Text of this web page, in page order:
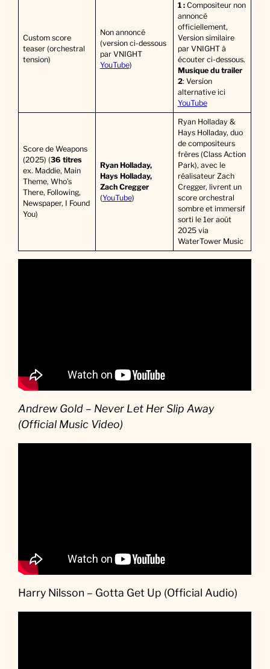
Custom score
teaser (orchestral
tension)
Non annoncé
(version ci-dessous
par VNIGHT
YouTube)
1 :Compositeur non
annoncé
officiellement,
Version similaire
par VNIGHT à
écouter ci-dessous.
Musique du trailer
2: Version
alternative ici
YouTube
Score de Weapons
(2025) (36 titres
ex. Maddie, Main
Theme, Who’s
There, Following,
Newspaper, I Found
You)
Ryan Holladay,
Hays Holladay,
Zach Cregger
(YouTube)
Ryan Holladay &
Hays Holladay, duo
de compositeurs
frères (Class Action
Park), avec le
réalisateur Zach
Cregger, livrent un
score orchestral
sombre et immersif
sorti le 1er août
2025 via
WaterTower Music
Andrew Gold – Never Let Her Slip Away
(Official Music Video)
Harry Nilsson – Gotta Get Up (Official Audio)